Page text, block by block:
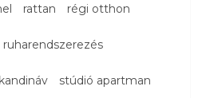
rattan régi otthon
ruharendszerezés
stúdió apartman